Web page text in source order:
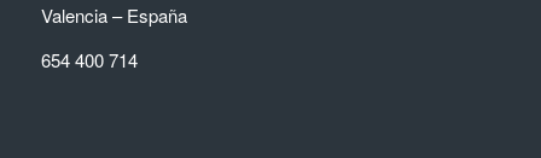
Valencia – España
654 400 714